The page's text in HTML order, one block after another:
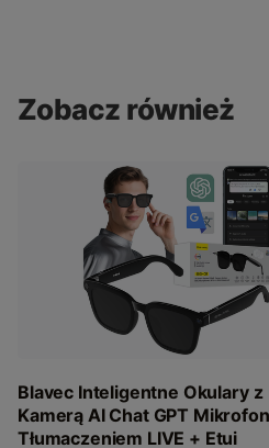
Zobacz również
Blavec Inteligentne Okulary z
Kamerą AI Chat GPT
Tłumaczeniem LIVE + Etui